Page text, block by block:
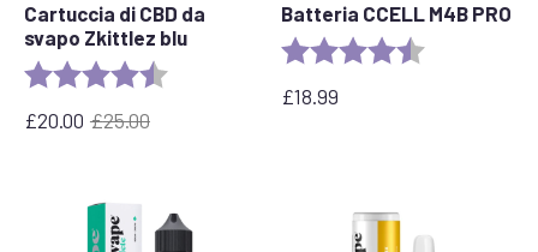
Cartuccia di CBD da
svapo Zkittlez blu
Valutazione: 4.6 out of 5 stars
£25.00
Il
£20.00
Il
Batteria CCELL M4B PRO
Valutazione:
£18.99